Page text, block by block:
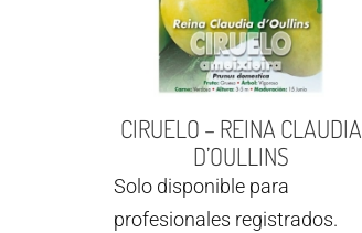
CIRUELO – REINA CLAUDIA
D’OULLINS
Solo disponible para
profesionales registrados.